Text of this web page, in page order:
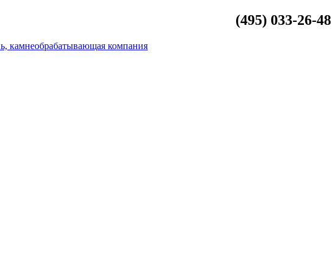
(495) 033-26-48